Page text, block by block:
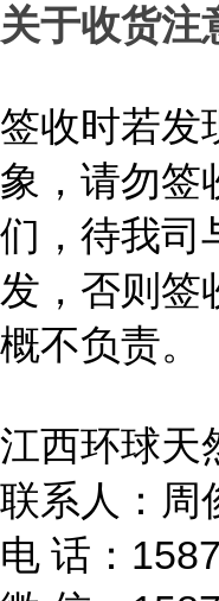
关于收货注
签收时若发
象，请勿签
们，待我司
发，否则签
概不负责。
江西环球天
联系人：周
电 话：